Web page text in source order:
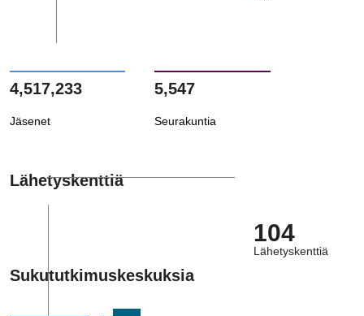
4,517,233
Jäsenet
5,547
Seurakuntia
Lähetyskenttiä
104
Lähetyskenttiä
Sukututkimuskeskuksia